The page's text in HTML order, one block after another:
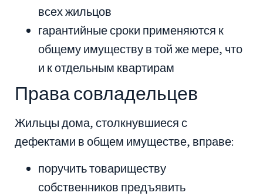
всех жильцов
гарантийные сроки применяются к
общему имуществу в той же мере, что
и к отдельным квартирам
Права совладельцев
Жильцы дома, столкнувшиеся с
дефектами в общем имуществе, вправе:
поручить товариществу
собственников предъявить